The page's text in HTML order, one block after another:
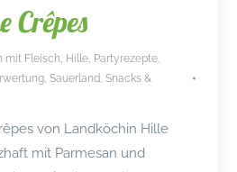
Crêpes
mit Fleisch Hille Partyrezepte
Sauerland Snacks &
von Landköchin Hille
mit Parmesan und